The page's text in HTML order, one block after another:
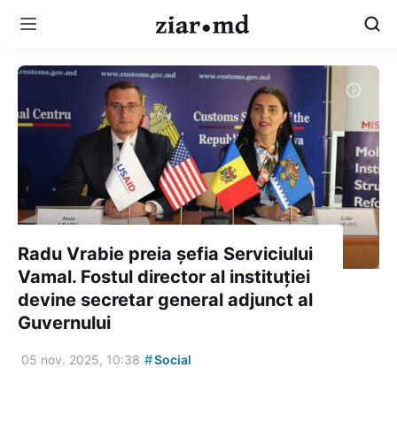
Radu Vrabie preia șefia Serviciului
Vamal. Fostul director al instituției
devine secretar general adjunct al
Guvernului
05 nov. 2025, 10:38 #Social